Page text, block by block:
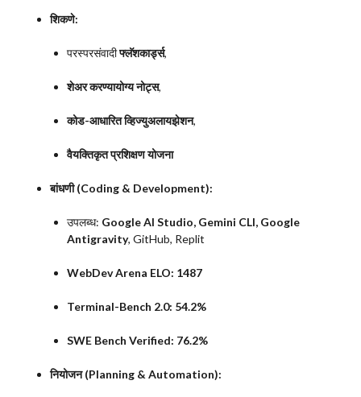
शिकणे:
परस्परसंवादीफ्लॅशकार्ड्स,
शेअर करण्यायोग्य नोट्स,
कोड-आधारित व्हिज्युअलायझेशन,
वैयक्तिकृत प्रशिक्षण योजना
बांधणी (Coding & Development):
उपलब्ध: Google AI Studio, Gemini CLI, Google
Antigravity, GitHub, Replit
WebDev Arena ELO: 1487
Terminal-Bench 2.0: 54.2%
SWE Bench Verified: 76.2%
नियोजन (Planning & Automation):